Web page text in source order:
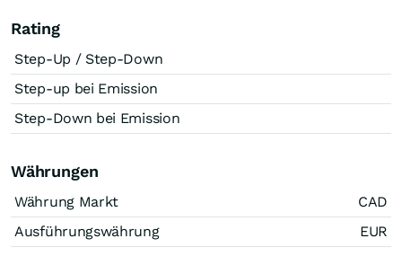
Rating
Step-Up / Step-Down
Step-up bei Emission
Step-Down bei Emission
Währungen
Währung Markt
CAD
Ausführungswährung
EUR